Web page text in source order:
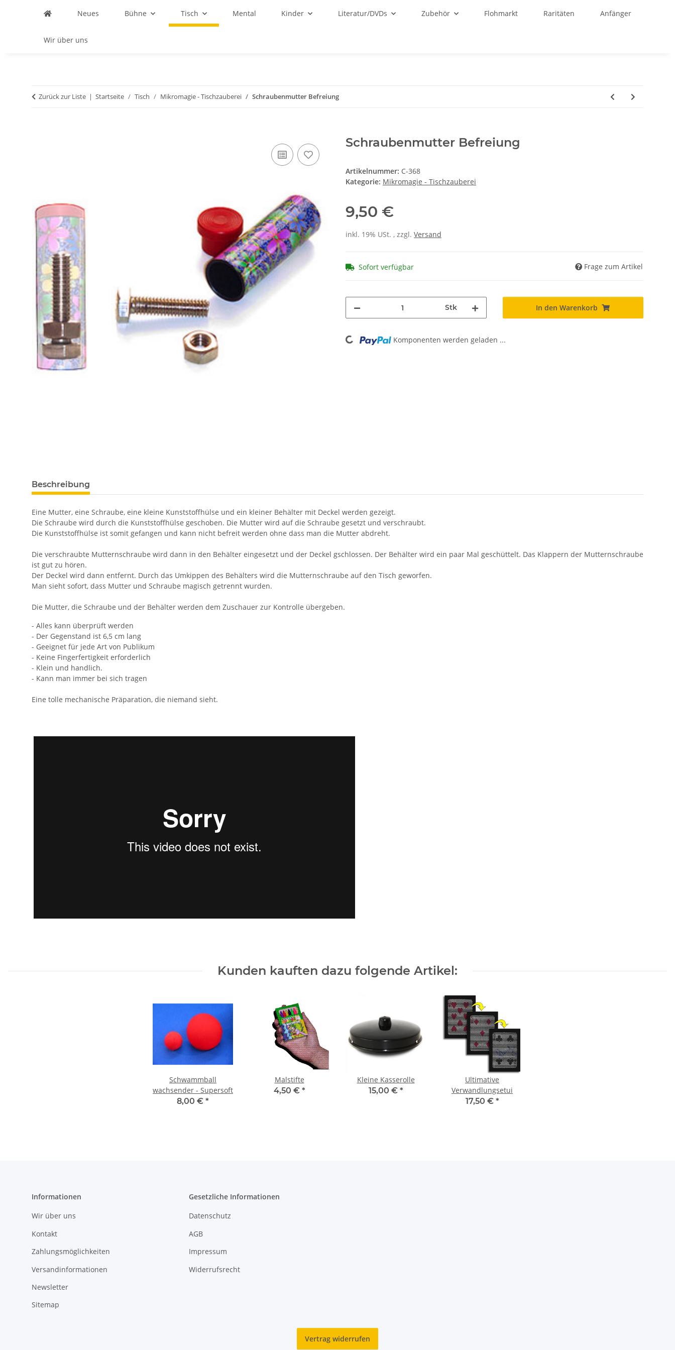
Neues Bühne Tisch Mental Kinder Literatur/DVDs Zubehör Flohmarkt Raritäten Anfänger
Wir über uns
Zurück zur Liste Startseite Tisch Mikromagie - Tischzauberei Schraubenmutter Befreiung
Schraubenmutter Befreiung
Artikelnummer: C-368
Kategorie: Mikromagie - Tischzauberei
9,50 €
inkl. 19% USt. , zzgl. Versand
Sofort verfügbar Frage zum Artikel
Stk In den Warenkorb
Loading... Komponenten werden geladen ...
Beschreibung
Eine Mutter, eine Schraube, eine kleine Kunststoffhülse und ein kleiner Behälter mit Deckel werden gezeigt.
Die Schraube wird durch die Kunststoffhülse geschoben. Die Mutter wird auf die Schraube gesetzt und verschraubt.
Die Kunststoffhülse ist somit gefangen und kann nicht befreit werden ohne dass man die Mutter abdreht.
Die verschraubte Mutternschraube wird dann in den Behälter eingesetzt und der Deckel gschlossen. Der Behälter wird ein paar Mal geschüttelt. Das Klappern der Mutternschraube
ist gut zu hören.
Der Deckel wird dann entfernt. Durch das Umkippen des Behälters wird die Mutternschraube auf den Tisch geworfen.
Man sieht sofort, dass Mutter und Schraube magisch getrennt wurden.
Die Mutter, die Schraube und der Behälter werden dem Zuschauer zur Kontrolle übergeben.
- Alles kann überprüft werden
- Der Gegenstand ist 6,5 cm lang
- Geeignet für jede Art von Publikum
- Keine Fingerfertigkeit erforderlich
- Klein und handlich.
- Kann man immer bei sich tragen
Eine tolle mechanische Präparation, die niemand sieht.
Kunden kauften dazu folgende Artikel:
Schwammball
wachsender - Supersoft
8,00 € *
Malstifte
4,50 € *
Kleine Kasserolle
15,00 € *
Ultimative
Verwandlungsetui
17,50 € *
Informationen
Wir über uns
Kontakt
Zahlungsmöglichkeiten
Versandinformationen
Newsletter
Sitemap
Gesetzliche Informationen
Datenschutz
AGB
Impressum
Widerrufsrecht
Vertrag widerrufen